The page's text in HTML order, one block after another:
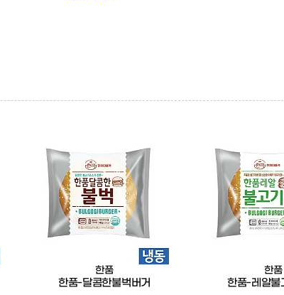
한품
한품-달콤한불벅버거
한품
한품-레알불